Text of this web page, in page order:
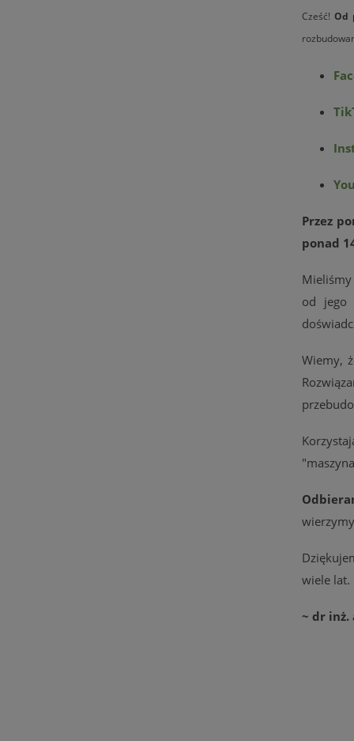
Cześć! Od
Przez
ponad
od jego
Wiemy,
wiele lat.
~ dr inż.